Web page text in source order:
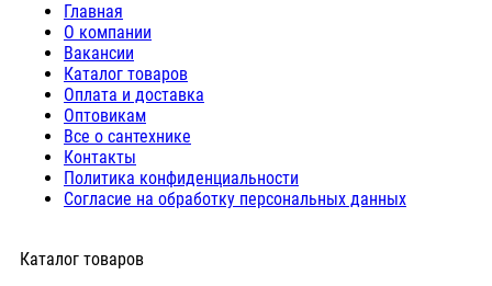
Главная
О компании
Вакансии
Каталог товаров
Оплата и доставка
Оптовикам
Все о сантехнике
Контакты
Политика конфиденциальности
Согласие на обработку персональных данных
Каталог товаров